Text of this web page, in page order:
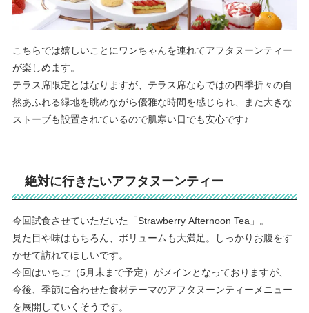
こちらでは嬉しいことにワンちゃんを連れてアフタヌーンティー
が楽しめます。
テラス席限定とはなりますが、テラス席ならではの四季折々の自
然あふれる緑地を眺めながら優雅な時間を感じられ、また大きな
ストーブも設置されているので肌寒い日でも安心です♪
絶対に行きたいアフタヌーンティー
今回試食させていただいた
「Strawberry Afternoon Tea」。
見た目や味はもちろん、ボリュームも大満足。しっかりお腹をす
かせて訪れてほしいです。
今回はいちご（5月末まで予定）がメインとなっておりますが、
今後、季節に合わせた食材テーマのアフタヌーンティーメニュー
を展開していくそうです。